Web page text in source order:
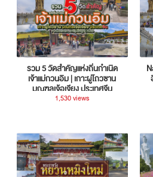
รวม 5 วัดสำคัญแห่งถิ่นกำเนิด
เจ้าแม่กวนอิม | เกาะผู่โถวซาน
มณฑลเจ้อเจียง ประเทศจีน
1,530 views